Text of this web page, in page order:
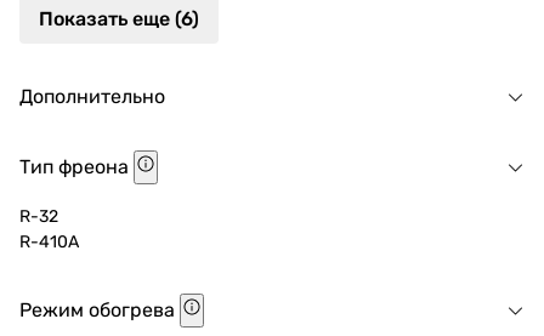
Показать еще (6)
Дополнительно
Тип фреона
R-32
R-410A
Режим обогрева